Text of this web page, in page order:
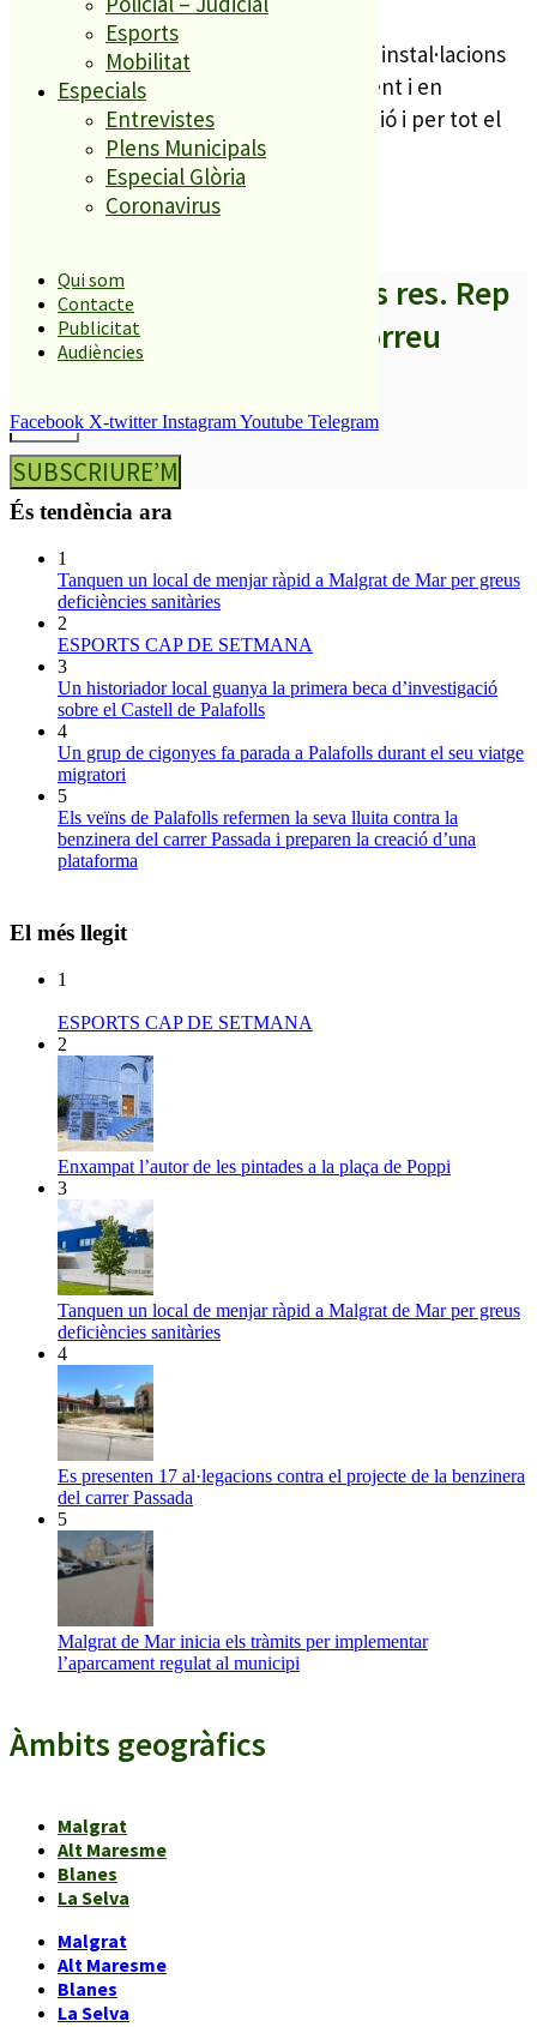
Esports
Mobilitat
Especials
Entrevistes
Plens Municipals
Especial Glòria
Coronavirus
Qui som
Contacte
Publicitat
Audiències
Facebook X-twitter InstagramYoutube Telegram
L’empresa ha comunicat que totes les instal·lacions
es troben en bon estat de funcionament i en
condicions de seguretat, per la població i per tot el
personal de la planta.
A partir d’ara no et perdis res. Rep
els titulars al teu correu
SUBSCRIURE’M
És tendència ara
1
Tanquen un local de menjar ràpid a Malgrat de Mar per greus
deficiències sanitàries
2
ESPORTS CAP DE SETMANA
3
Un historiador local guanya la primera beca d’investigació
sobre el Castell de Palafolls
4
Un grup de cigonyes fa parada a Palafolls durant el seu viatge
migratori
5
Els veïns de Palafolls refermen la seva lluita contra la
benzinera del carrer Passada i preparen la creació d’una
plataforma
El més llegit
1
ESPORTS CAP DE SETMANA
2
Enxampat l’autor de les pintades a la plaça de Poppi
3
Tanquen un local de menjar ràpid a Malgrat de Mar per greus
deficiències sanitàries
4
Es presenten 17 al·legacions contra el projecte de la benzinera
del carrer Passada
5
Malgrat de Mar inicia els tràmits per implementar
l’aparcament regulat al municipi
Àmbits geogràfics
Malgrat
Alt Maresme
Blanes
La Selva
Malgrat
Alt Maresme
Blanes
La Selva